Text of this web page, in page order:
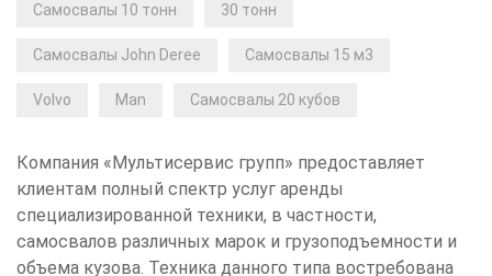
Самосвалы 10 тонн 30 тонн
Самосвалы John Deree Самосвалы 15 м3
Volvo Man Самосвалы 20 кубов
Компания «Мультисервис групп» предоставляет
клиентам полный спектр услуг аренды
специализированной техники, в частности,
самосвалов различных марок и грузоподъемности и
объема кузова. Техника данного типа востребована